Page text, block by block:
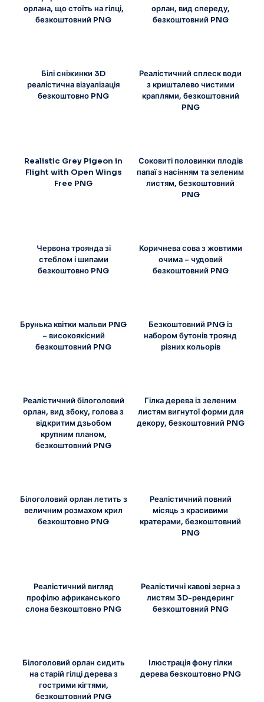
орлана, що стоїть на гілці,
безкоштовний PNG
орлан, вид спереду,
безкоштовний PNG
Білі сніжинки 3D
реалістична візуалізація
безкоштовно PNG
Реалістичний сплеск води
з кришталево чистими
краплями, безкоштовний
PNG
Realistic Grey Pigeon in
Flight with Open Wings
Free PNG
Соковиті половинки плодів
папаї з насінням та зеленим
листям, безкоштовний
PNG
Червона троянда зі
стеблом і шипами
безкоштовно PNG
Коричнева сова з жовтими
очима – чудовий
безкоштовний PNG
Брунька квітки мальви PNG
– високоякісний
безкоштовний PNG
Безкоштовний PNG із
набором бутонів троянд
різних кольорів
Реалістичний білоголовий
орлан, вид збоку, голова з
відкритим дзьобом
крупним планом,
безкоштовний PNG
Гілка дерева із зеленим
листям вигнутої форми для
декору, безкоштовний PNG
Білоголовий орлан летить з
величним розмахом крил
безкоштовно PNG
Реалістичний повний
місяць з красивими
кратерами, безкоштовний
PNG
Реалістичний вигляд
профілю африканського
слона безкоштовно PNG
Реалістичні кавові зерна з
листям 3D-рендеринг
безкоштовний PNG
Білоголовий орлан сидить
на старій гілці дерева з
гострими кігтями,
безкоштовний PNG
Ілюстрація фону гілки
дерева безкоштовно PNG